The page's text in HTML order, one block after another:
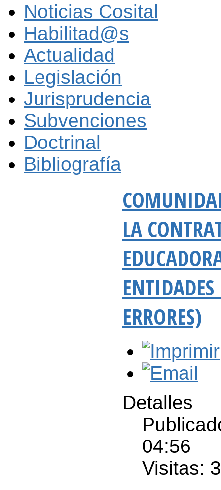
Noticias Cosital
Habilitad@s
Actualidad
Legislación
Jurisprudencia
Subvenciones
Doctrinal
Bibliografía
LA
ERRORES)
Detalles
04:56
Visitas: